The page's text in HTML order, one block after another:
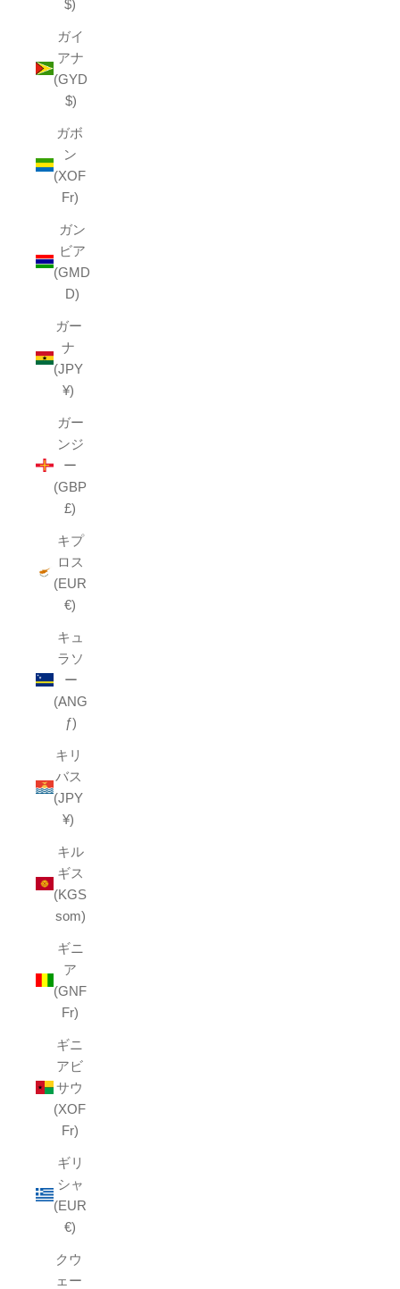
$)
ガイ
アナ
(GYD
$)
ガボ
ン
(XOF
Fr)
ガン
ビア
(GMD
D)
ガー
ナ
(JPY
¥)
ガー
ンジ
ー
(GBP
£)
キプ
ロス
(EUR
€)
キュ
ラソ
ー
(ANG
ƒ)
キリ
バス
(JPY
¥)
キル
ギス
(KGS
som)
ギニ
ア
(GNF
Fr)
ギニ
アビ
サウ
(XOF
Fr)
ギリ
シャ
(EUR
€)
クウ
ェー